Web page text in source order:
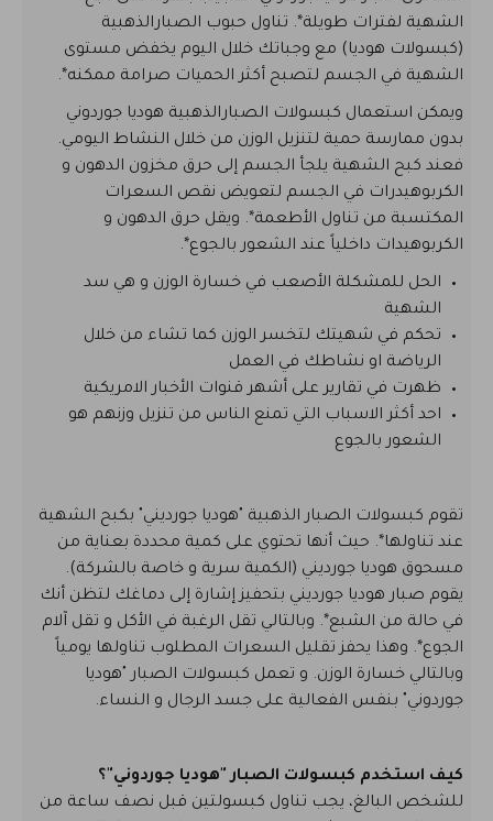
الشهية لفترات طويلة*. تناول حبوب الصبارالذهبية
(كبسولات هوديا) مع وجباتك خلال اليوم يخفض مستوى
الشهية في الجسم لتصبح أكثر الحميات صرامة ممكنه*.
ويمكن استعمال كبسولات الصبارالذهبية هوديا جوردوني
بدون ممارسة حمية لتنزيل الوزن من خلال النشاط اليومي.
فعند كبح الشهية يلجأ الجسم إلى حرق مخزون الدهون و
الكربوهيدرات في الجسم لتعويض نقص السعرات
المكتسبة من تناول الأطعمة*. ويقل حرق الدهون و
الكربوهيدات داخلياً عند الشعور بالجوع*.
الحل للمشكلة الأصعب في خسارة الوزن و هي سد
الشهية
تحكم في شهيتك لتخسر الوزن كما تشاء من خلال
الرياضة او نشاطك في العمل
ظهرت في تقارير على أشهر قنوات الأخبار الامريكية
احد أكثر الاسباب التي تمنع الناس من تنزيل وزنهم هو
الشعور بالجوع
تقوم كبسولات الصبار الذهبية "هوديا جورديني" بكبح الشهية
عند تناولها*. حيث أنها تحتوي على كمية محددة بعناية من
مسحوق هوديا جورديني (الكمية سرية و خاصة بالشركة).
يقوم صبار هوديا جورديني بتحفيز إشارة إلى دماغك لتظن أنك
في حالة من الشبع*. وبالتالي تقل الرغبة في الأكل و تقل آلام
الجوع*. وهذا يحفز تقليل السعرات المطلوب تناولها يومياً
وبالتالي خسارة الوزن. و تعمل كبسولات الصبار "هوديا
جوردوني" بنفس الفعالية على جسد الرجال و النساء.
كيف استخدم كبسولات الصبار "هوديا جوردوني"؟
للشخص البالغ، يجب تناول كبسولتين قبل نصف ساعة من